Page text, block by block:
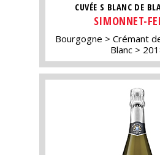
CUVÉE S BLANC DE
SIMONNET-
Bourgogne
Crémant
Blanc